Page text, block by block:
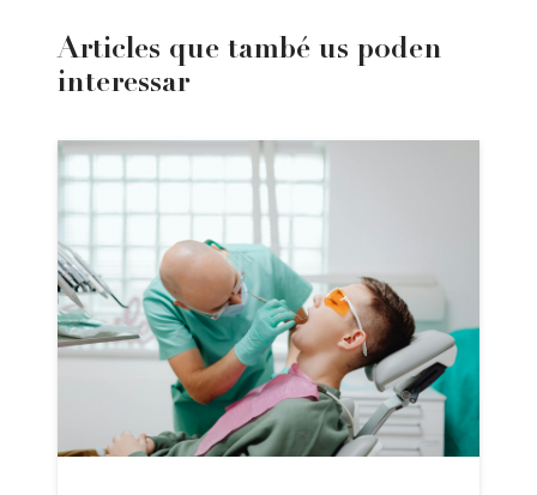
Articles que també us poden
interessar